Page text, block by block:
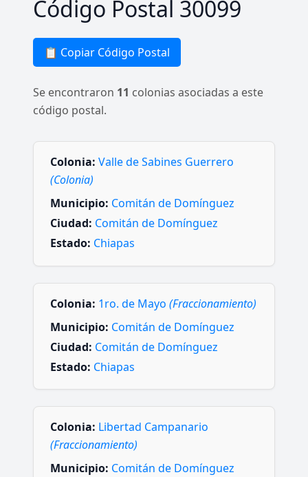
Código Postal 30099
📋 Copiar Código Postal
Se encontraron 11 colonias asociadas a este
código postal.
Colonia: Valle de Sabines Guerrero
(Colonia)
Municipio: Comitán de Domínguez
Ciudad: Comitán de Domínguez
Estado: Chiapas
Colonia: 1ro. de Mayo (Fraccionamiento)
Municipio: Comitán de Domínguez
Ciudad: Comitán de Domínguez
Estado: Chiapas
Colonia: Libertad Campanario
(Fraccionamiento)
Municipio: Comitán de Domínguez